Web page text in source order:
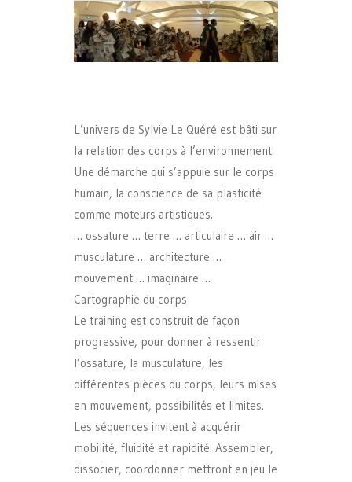
L’univers de Sylvie Le Quéré est bâti sur
la relation des corps à l’environnement.
Une démarche qui s’appuie sur le corps
humain, la conscience de sa plasticité
comme moteurs artistiques.
… ossature … terre … articulaire … air …
musculature … architecture …
mouvement … imaginaire …
Cartographie du corps
Le training est construit de façon
progressive, pour donner à ressentir
l’ossature, la musculature, les
différentes pièces du corps, leurs mises
en mouvement, possibilités et limites.
Les séquences invitent à acquérir
mobilité, fluidité et rapidité. Assembler,
dissocier, coordonner mettront en jeu le